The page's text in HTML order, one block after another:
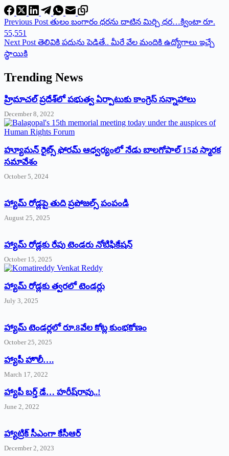
Previous Post తులం బంగారం ధరను దాటిన మిర్చి ధర…క్వింటా రూ.
55,551
Next Post తెలివికి పదును పెడితే.. మీరే వేల మందికి ఉద్యోగాలు ఇచ్చే
స్థాయికి
Trending News
‌హ్రిమాచల్‌ ‌ప్రదేశ్‌లో పభుత్వ ఏర్పాటుకు కాంగ్రెస్‌ ‌సన్నాహాలు
December 8, 2022
హ్యూమన్‌ రైట్స్‌ ఫోరమ్‌ ఆధ్వర్యంలో నేడు బాలగోపాల్‌ 15వ స్మారక
సమావేశం
October 5, 2024
హ్యామ్‌ రోడ్లపై తుది ప్రపోజల్స్‌ పంపండి
August 25, 2025
హ్యామ్‌ రోడ్లకు రేపు టెండరు నోటిఫికేషన్‌
October 15, 2025
హ్యామ్‌ రోడ్లకు త్వరలో టెండర్లు
July 3, 2025
హ్యామ్‌ ‌టెండర్లలో రూ.8వేల కోట్ల కుంభకోణం
October 25, 2025
హ్యాపీ హొలీ….
March 17, 2022
హ్యాపీ బర్త్ ‌డే… హరీష్‌రావు..!
June 2, 2022
హ్యాట్రిక్‌ ‌సీఎంగా కేసీఆర్‌
December 2, 2023